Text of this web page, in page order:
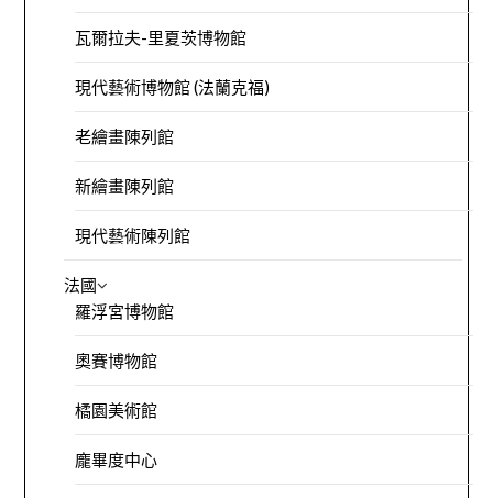
瓦爾拉夫-里夏茨博物館
現代藝術博物館 (法蘭克福)
老繪畫陳列館
新繪畫陳列館
現代藝術陳列館
法國
羅浮宮博物館
奧賽博物館
橘園美術館
龐畢度中心